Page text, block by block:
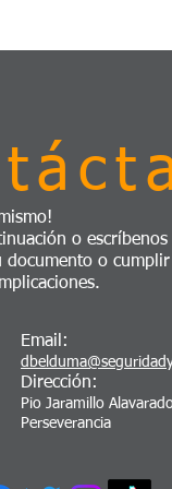
Email:
Dirección:
Pio Jaramillo
Perseverancia
o escríbenos
documento o cumplir